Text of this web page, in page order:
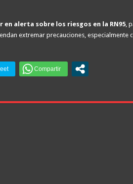
en alerta sobre los riesgos en la RN95,
extremar precauciones, especialmente